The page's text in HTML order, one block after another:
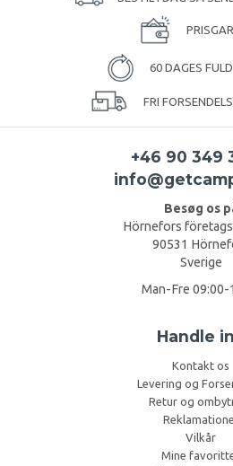
60 DAGES
FRI
+46 90 349
Besøg os
Hörnefors
90531
Sverige
Man-Fre 09:00-
Handle
Kontakt os
Levering og
Retur og
Vilkår
Mine